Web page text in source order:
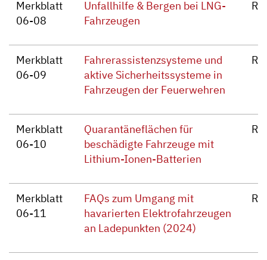
Merkblatt
06-08
Unfallhilfe & Bergen bei LNG-
Fahrzeugen
Merkblatt
06-09
Fahrerassistenzsysteme und
aktive Sicherheitssysteme in
Fahrzeugen der Feuerwehren
Merkblatt
06-10
Quarantäneflächen für
beschädigte Fahrzeuge mit
Lithium-Ionen-Batterien
Merkblatt
06-11
FAQs zum Umgang mit
havarierten Elektrofahrzeugen
an Ladepunkten (2024)